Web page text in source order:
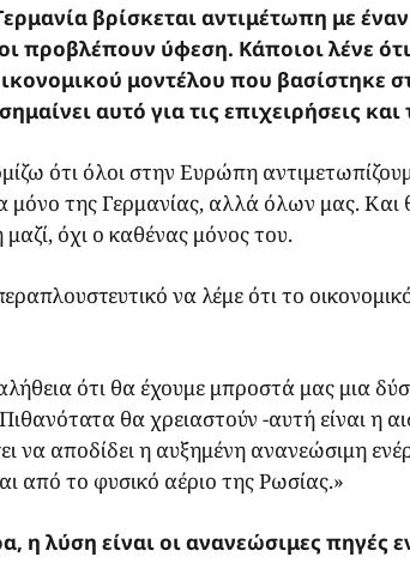
βρίσκεται αντιμέτωπη με
προβλέπουν ύφεση. Κάποιοι λένε
μοντέλου που βασίστηκε
αυτό για τις επιχειρήσεις
ότι όλοι στην Ευρώπη
μόνο της Γερμανίας, αλλά όλων μας.
όχι ο καθένας μόνος του.
να λέμε ότι το
ότι θα έχουμε μπροστά μας μια
θα χρειαστούν -αυτή είναι η
να αποδίδει η αυξημένη ανανεώσιμη
από το φυσικό αέριο της Ρωσίας.»
η λύση είναι οι ανανεώσιμες πηγές